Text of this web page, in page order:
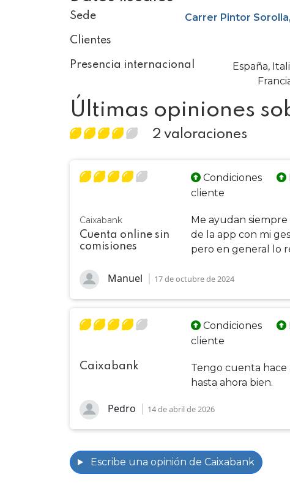
Sede Carrer Pintor
Clientes
Presencia internacional
España,
Últimas opiniones
2 valoraciones
Condiciones
cliente
Caixabank
Cuenta online sin
comisiones
Me ayudan
de la app con mi
pero en general lo
Manuel 17 de octubre de 2024
Condiciones
cliente
Caixabank
Tengo cuenta hace
hasta ahora bien.
Pedro 14 de abril de 2026
Escribe una opinión de Caixabank